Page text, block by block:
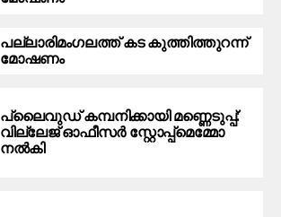
പ​ല്ലാ​രി​മം​ഗ​ല​ത്ത് ക​ട കു​ത്തി​ത്തുറ​ന്ന്
മോ​ഷ​ണം
പ്ലൈവുഡ് കമ്പനിക്കായി മണ്ണെടുപ്പ്:
വില്ലേജ് ഓഫീസർ സ്റ്റോപ്പ്മെമ്മോ
നൽകി